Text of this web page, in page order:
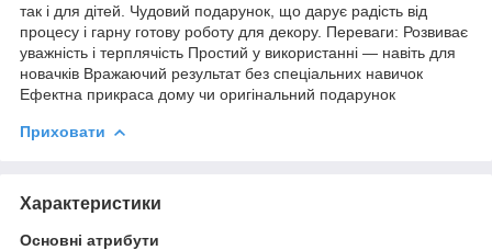
так і для дітей. Чудовий подарунок, що дарує радість від
процесу і гарну готову роботу для декору. Переваги: Розвиває
уважність і терплячість Простий у використанні — навіть для
новачків Вражаючий результат без спеціальних навичок
Ефектна прикраса дому чи оригінальний подарунок
Приховати
Характеристики
Основні атрибути